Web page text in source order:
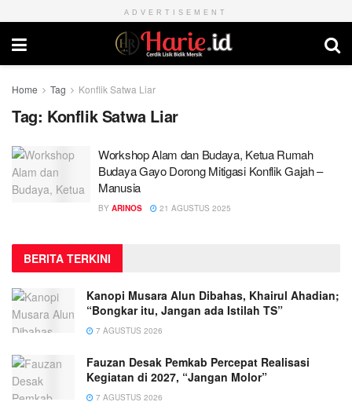
ADVERTISEMENT
Home Tag Konflik Satwa Liar
Tag: Konflik Satwa Liar
Workshop Alam dan Budaya, Ketua Rumah
Budaya Gayo Dorong Mitigasi Konflik Gajah –
Manusia
BY ARINOS 21 AGUSTUS 2025
BERITA TERKINI
Kanopi Musara Alun Dibahas, Khairul Ahadian;
“Bongkar itu, Jangan ada Istilah TS”
7 AGUSTUS 2026
Fauzan Desak Pemkab Percepat Realisasi
Kegiatan di 2027, “Jangan Molor”
7 AGUSTUS 2026